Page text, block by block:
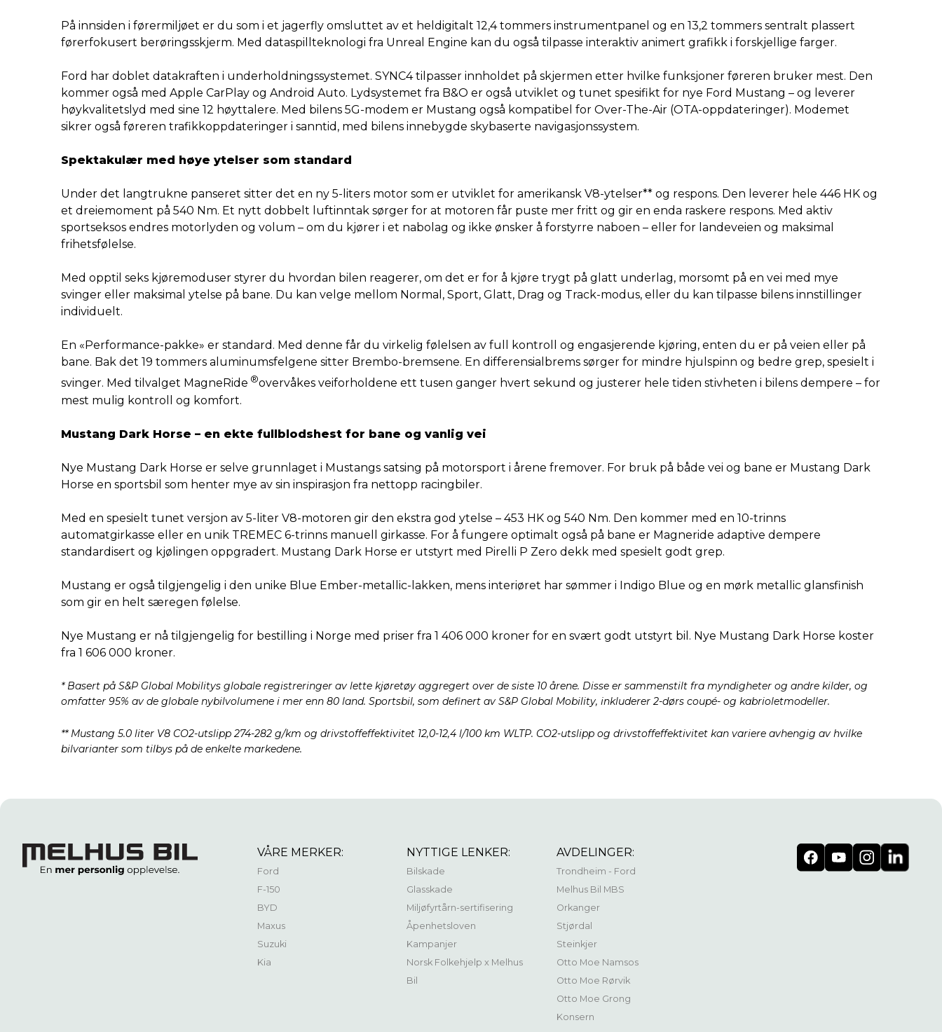
På innsiden i førermiljøet er du som i et jagerfly omsluttet av et heldigitalt 12,4 tommers instrumentpanel og en 13,2 tommers sentralt plassert
førerfokusert berøringsskjerm. Med dataspillteknologi fra Unreal Engine kan du også tilpasse interaktiv animert grafikk i forskjellige farger.
Ford har doblet datakraften i underholdningssystemet. SYNC4 tilpasser innholdet på skjermen etter hvilke funksjoner føreren bruker mest. Den
kommer også med Apple CarPlay og Android Auto. Lydsystemet fra B&O er også utviklet og tunet spesifikt for nye Ford Mustang – og leverer
høykvalitetslyd med sine 12 høyttalere. Med bilens 5G-modem er Mustang også kompatibel for Over-The-Air (OTA-oppdateringer). Modemet
sikrer også føreren trafikkoppdateringer i sanntid, med bilens innebygde skybaserte navigasjonssystem.
Spektakulær med høye ytelser som standard
Under det langtrukne panseret sitter det en ny 5-liters motor som er utviklet for amerikansk V8-ytelser** og respons. Den leverer hele 446 HK og
et dreiemoment på 540 Nm. Et nytt dobbelt luftinntak sørger for at motoren får puste mer fritt og gir en enda raskere respons. Med aktiv
sportseksos endres motorlyden og volum – om du kjører i et nabolag og ikke ønsker å forstyrre naboen – eller for landeveien og maksimal
frihetsfølelse.
Med opptil seks kjøremoduser styrer du hvordan bilen reagerer, om det er for å kjøre trygt på glatt underlag, morsomt på en vei med mye
svinger eller maksimal ytelse på bane. Du kan velge mellom Normal, Sport, Glatt, Drag og Track-modus, eller du kan tilpasse bilens innstillinger
individuelt.
En «Performance-pakke» er standard. Med denne får du virkelig følelsen av full kontroll og engasjerende kjøring, enten du er på veien eller på
bane. Bak det 19 tommers aluminumsfelgene sitter Brembo-bremsene. En differensialbrems sørger for mindre hjulspinn og bedre grep, spesielt i
svinger. Med tilvalget MagneRide ®overvåkes veiforholdene ett tusen ganger hvert sekund og justerer hele tiden stivheten i bilens dempere – for
mest mulig kontroll og komfort.
Mustang Dark Horse – en ekte fullblodshest for bane og vanlig vei
Nye Mustang Dark Horse er selve grunnlaget i Mustangs satsing på motorsport i årene fremover. For bruk på både vei og bane er Mustang Dark
Horse en sportsbil som henter mye av sin inspirasjon fra nettopp racingbiler.
Med en spesielt tunet versjon av 5-liter V8-motoren gir den ekstra god ytelse – 453 HK og 540 Nm. Den kommer med en 10-trinns
automatgirkasse eller en unik TREMEC 6-trinns manuell girkasse. For å fungere optimalt også på bane er Magneride adaptive dempere
standardisert og kjølingen oppgradert. Mustang Dark Horse er utstyrt med Pirelli P Zero dekk med spesielt godt grep.
Mustang er også tilgjengelig i den unike Blue Ember-metallic-lakken, mens interiøret har sømmer i Indigo Blue og en mørk metallic glansfinish
som gir en helt særegen følelse.
Nye Mustang er nå tilgjengelig for bestilling i Norge med priser fra 1 406 000 kroner for en svært godt utstyrt bil. Nye Mustang Dark Horse koster
fra 1 606 000 kroner.
* Basert på S&P Global Mobilitys globale registreringer av lette kjøretøy aggregert over de siste 10 årene. Disse er sammenstilt fra myndigheter og andre kilder, og
omfatter 95% av de globale nybilvolumene i mer enn 80 land. Sportsbil, som definert av S&P Global Mobility, inkluderer 2-dørs coupé- og kabrioletmodeller.
** Mustang 5.0 liter V8 CO2-utslipp 274-282 g/km og drivstoffeffektivitet 12,0-12,4 l/100 km WLTP. CO2-utslipp og drivstoffeffektivitet kan variere avhengig av hvilke
bilvarianter som tilbys på de enkelte markedene.
VÅRE MERKER:
Ford
F-150
BYD
Maxus
Suzuki
Kia
NYTTIGE LENKER:
Bilskade
Glasskade
Miljøfyrtårn-sertifisering
Åpenhetsloven
Kampanjer
Norsk Folkehjelp x Melhus
Bil
AVDELINGER:
Trondheim - Ford
Melhus Bil MBS
Orkanger
Stjørdal
Steinkjer
Otto Moe Namsos
Otto Moe Rørvik
Otto Moe Grong
Konsern